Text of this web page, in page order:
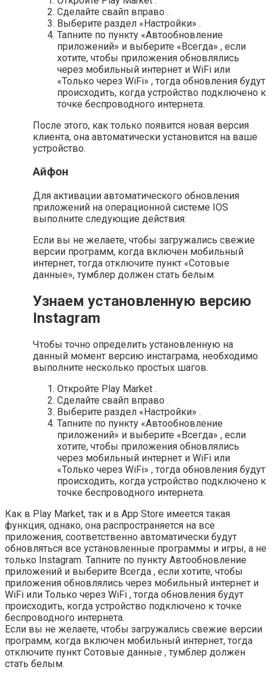
Сделайте свайп вправо .
Выберите раздел «Настройки» .
Тапните по пункту «Автообновление
приложений» и выберите «Всегда» , если
хотите, чтобы приложения обновлялись
через мобильный интернет и WiFi или
«Только через WiFi» , тогда обновления будут
происходить, когда устройство подключено к
точке беспроводного интернета.
После этого, как только появится новая версия
клиента, она автоматически установится на ваше
устройство.
Айфон
Для активации автоматического обновления
приложений на операционной системе IOS
выполните следующие действия:
Если вы не желаете, чтобы загружались свежие
версии программ, когда включен мобильный
интернет, тогда отключите пункт «Сотовые
данные», тумблер должен стать белым.
Узнаем установленную версию
Instagram
Чтобы точно определить установленную на
данный момент версию инстаграма, необходимо
выполните несколько простых шагов.
Откройте Play Market .
Сделайте свайп вправо .
Выберите раздел «Настройки» .
Тапните по пункту «Автообновление
приложений» и выберите «Всегда» , если
хотите, чтобы приложения обновлялись
через мобильный интернет и WiFi или
«Только через WiFi» , тогда обновления будут
происходить, когда устройство подключено к
точке беспроводного интернета.
Как в Play Market, так и в App Store имеется такая
функция, однако, она распространяется на все
приложения, соответственно автоматически будут
обновляться все установленные программы и игры, а не
только Instagram. Тапните по пункту Автообновление
приложений и выберите Всегда , если хотите, чтобы
приложения обновлялись через мобильный интернет и
WiFi или Только через WiFi , тогда обновления будут
происходить, когда устройство подключено к точке
беспроводного интернета.
Если вы не желаете, чтобы загружались свежие версии
программ, когда включен мобильный интернет, тогда
отключите пункт Сотовые данные , тумблер должен
стать белым.